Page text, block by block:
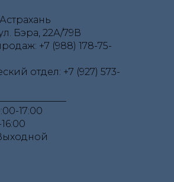
Бэра, 22А/79В
+7 (988) 178-75-
отдел: +7 (927) 573-
17:00